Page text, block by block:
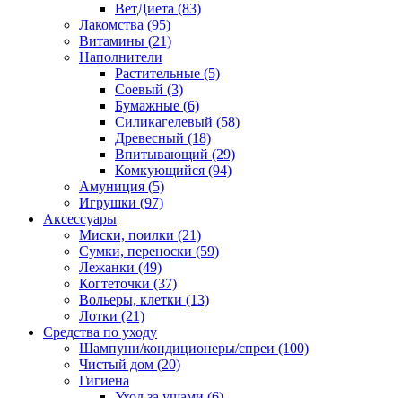
ВетДиета (83)
Лакомства (95)
Витамины (21)
Наполнители
Растительные (5)
Соевый (3)
Бумажные (6)
Силикагелевый (58)
Древесный (18)
Впитывающий (29)
Комкующийся (94)
Амуниция (5)
Игрушки (97)
Аксессуары
Миски, поилки (21)
Сумки, переноски (59)
Лежанки (49)
Когтеточки (37)
Вольеры, клетки (13)
Лотки (21)
Средства по уходу
Шампуни/кондиционеры/спреи (100)
Чистый дом (20)
Гигиена